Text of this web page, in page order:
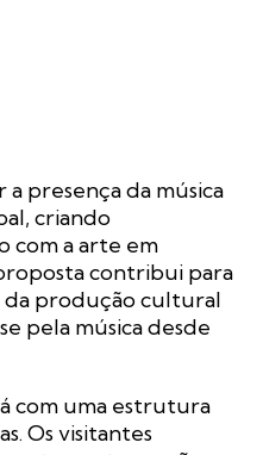
presença da música
criando
com a arte em
contribui para
da produção cultural
pela música desde
com uma estrutura
Os visitantes